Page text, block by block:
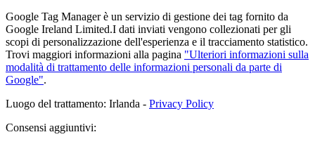
Google Tag Manager è un servizio di gestione dei tag fornito da
Google Ireland Limited.I dati inviati vengono collezionati per gli
scopi di personalizzazione dell'esperienza e il tracciamento statistico.
Trovi maggiori informazioni alla pagina "Ulteriori informazioni sulla
modalità di trattamento delle informazioni personali da parte di
Google".
Luogo del trattamento: Irlanda - Privacy Policy
Consensi aggiuntivi: